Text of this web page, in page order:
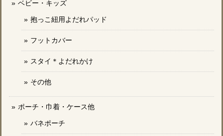
ベビー・キッズ
抱っこ紐用よだれパッド
フットカバー
スタイ＊よだれかけ
その他
ポーチ・巾着・ケース他
バネポーチ